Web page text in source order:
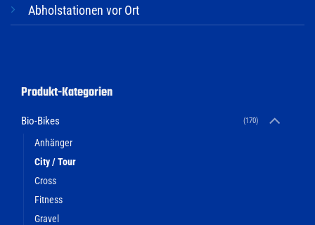
Abholstationen vor Ort
Produkt-Kategorien
Bio-Bikes (170)
Anhänger
City / Tour
Cross
Fitness
Gravel